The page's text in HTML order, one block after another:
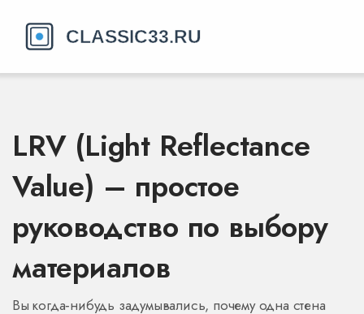
LRV (Light Reflectance
Value) – простое
руководство по выбору
материалов
Вы когда‑нибудь задумывались, почему одна стена